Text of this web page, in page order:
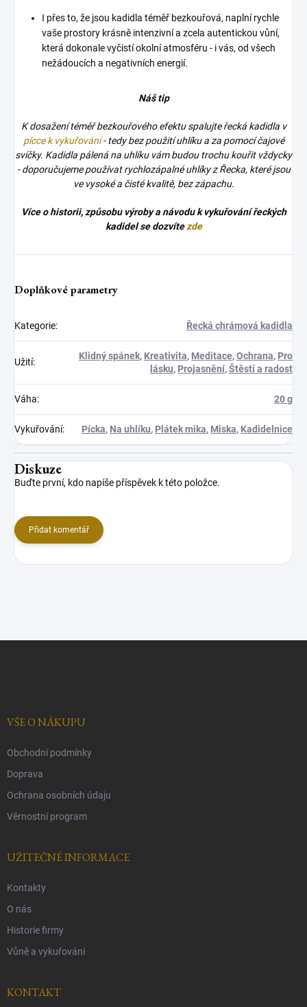
I přes to, že jsou kadidla téměř bezkouřová, naplní rychle
vaše prostory krásně intenzivní a zcela autentickou vůní,
která dokonale vyčistí okolní atmosféru - i vás, od všech
nežádoucích a negativních energií.
Náš tip
K dosažení téměř bezkouřového efektu spalujte řecká kadidla v
pícce k vykuřování- tedy bez použití uhlíku a za pomocí čajové
svíčky. Kadidla pálená na uhlíku vám budou trochu kouřit vždycky
- doporučujeme používat rychlozápalné uhlíky z Řecka, které jsou
ve vysoké a čisté kvalitě, bez zápachu.
Více o historii, způsobu výroby a návodu k vykuřování řeckých
kadidel se dozvítezde
Doplňkové parametry
Kategorie: Řecká chrámová kadidla
Užití:
Klidný spánek, Kreativita, Meditace,Ochrana, Pro
lásku, Projasnění,Štěstí a radost
Váha: 20 g
Vykuřování: Pícka, Na uhlíku, Plátek mika, Miska, Kadidelnice
Diskuze
Buďte první, kdo napíše příspěvek k této položce.
Přidat komentář
VŠE O NÁKUPU
Obchodní podmínky
Doprava
Ochrana osobních údaju
Věrnostní program
UŽITEČNÉ INFORMACE
Kontakty
O nás
Historie firmy
Vůně a vykuřováni
KONTAKT